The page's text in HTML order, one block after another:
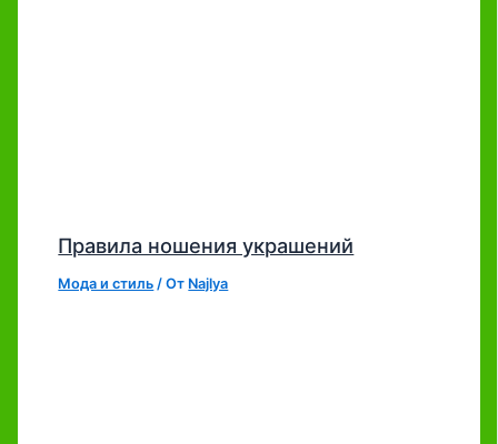
Правила ношения украшений
Мода и стиль / От Najlya